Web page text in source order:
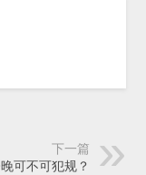
下一篇
可不可犯规？